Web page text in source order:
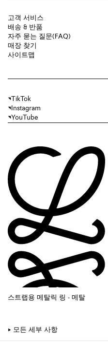
스트랩용 메탈릭 링 - 메탈
모든 세부 사항
고객 서비스
배송 & 반품
자주 묻는 질문(FAQ)
매장 찾기
사이트맵
TikTok
Instagram
YouTube